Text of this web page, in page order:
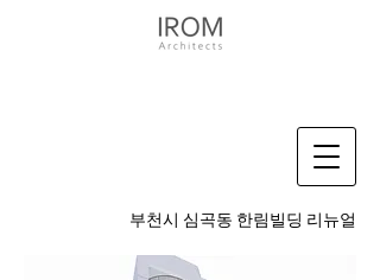
​부천시 심곡동 한림빌딩 리뉴얼